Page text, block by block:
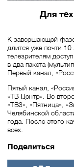
Для
К завершающей
длится уже почти
телезрителям
в два пакета
Первый канал,
Пятый канал,
«ТВ Центр». Во
«ТВ3», «Пятница»,
Челябинской
года. После этого
всех.
Поделиться